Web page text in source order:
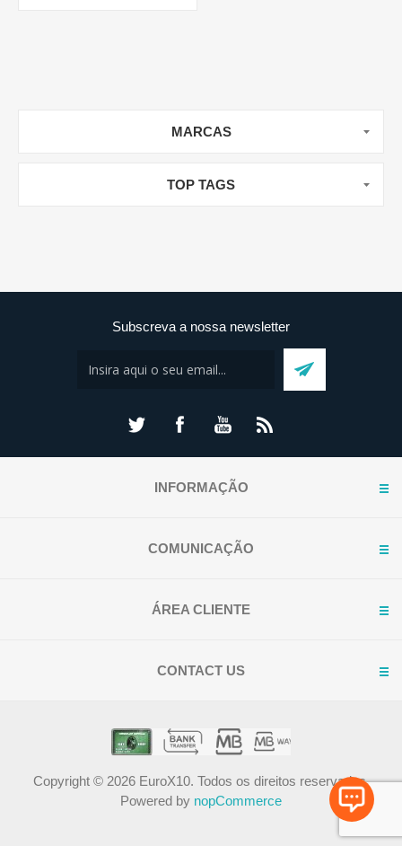
MARCAS
TOP TAGS
Subscreva a nossa newsletter
INFORMAÇÃO
COMUNICAÇÃO
ÁREA CLIENTE
CONTACT US
Copyright © 2026 EuroX10. Todos os direitos reservados.
Powered by nopCommerce